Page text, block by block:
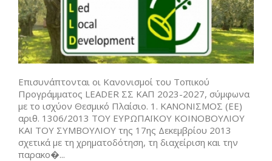
Επισυνάπτονται οι Κανονισμοί του Τοπικού
Προγράμματος LEADER ΣΣ ΚΑΠ 2023-2027, σύμφωνα
με το ισχύον Θεσμικό Πλαίσιο. 1. ΚΑΝΟΝΙΣΜΟΣ (EE)
αριθ. 1306/2013 ΤΟΥ ΕΥΡΩΠΑΪΚΟΥ ΚΟΙΝΟΒΟΥΛΙΟΥ
ΚΑΙ ΤΟΥ ΣΥΜΒΟΥΛΙΟΥ της 17ης Δεκεμβρίου 2013
σχετικά με τη χρηματοδότηση, τη διαχείριση και την
παρακο�...